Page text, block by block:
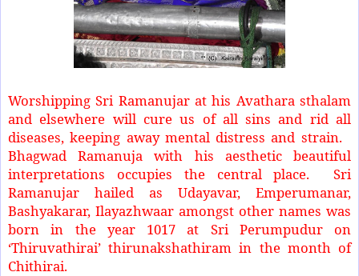
Worshipping Sri Ramanujar at his Avathara sthalam
and elsewhere will cure us of all sins and rid all
diseases, keeping away mental distress and strain.
Bhagwad Ramanuja with his aesthetic beautiful
interpretations occupies the central place.
Sri
Ramanujar hailed as Udayavar, Emperumanar,
Bashyakarar, Ilayazhwaar amongst other names was
born in the year 1017 at Sri Perumpudur on
‘Thiruvathirai’ thirunakshathiram in the month of
Chithirai.